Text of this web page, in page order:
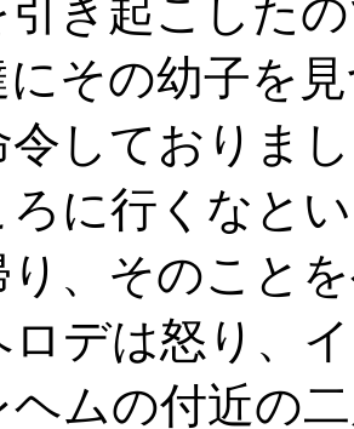
き起こした
にその幼子を
令しておりま
ろに行くなと
り、そのこと
ロデは怒り、
ヘムの付近の